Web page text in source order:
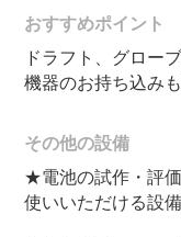
おすすめポイント
ドラフト、グロー
機器のお持ち込みも
その他の設備
★電池の試作・評
使いいただける設